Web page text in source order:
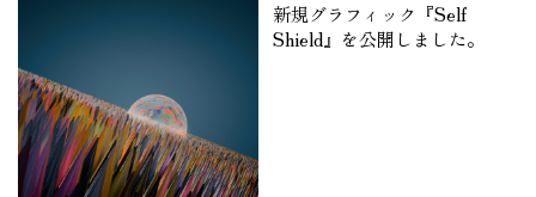
新規グラフィック『Self
Shield』を公開しました。